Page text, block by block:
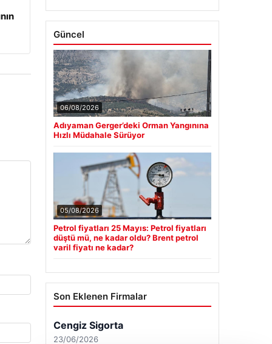
Güncel
06/08/2026
Adıyaman Gerger’deki Orman Yangınına
Hızlı Müdahale Sürüyor
05/08/2026
Petrol fiyatları 25 Mayıs: Petrol fiyatları
düştü mü, ne kadar oldu? Brent petrol
varil fiyatı ne kadar?
Son Eklenen Firmalar
Cengiz Sigorta
23/06/2026